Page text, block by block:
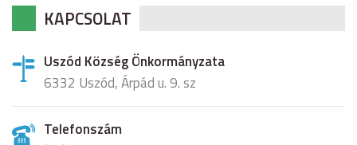
KAPCSOLAT
Uszód Község Önkormányzata
6332 Uszód, Árpád u. 9. sz
Telefonszám